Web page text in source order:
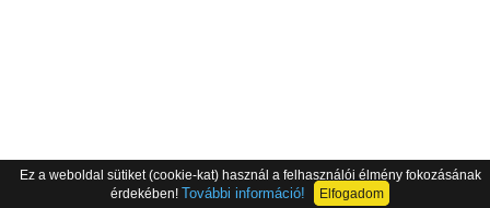
Ez a weboldal sütiket (cookie-kat) használ a felhasználói élmény fokozásának
érdekében! További információ! Elfogadom